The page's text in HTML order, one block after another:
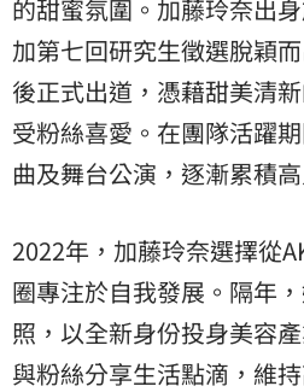
的甜蜜氛圍。加藤玲奈出
加第七回研究生徵選脫穎
後正式出道，憑藉甜美清
受粉絲喜愛。在團隊活躍
曲及舞台公演，逐漸累積高
2022年，加藤玲奈選擇從
圈專注於自我發展。隔年
照，以全新身份投身美容
與粉絲分享生活點滴，維